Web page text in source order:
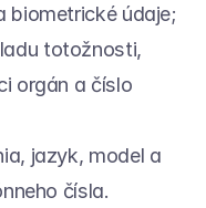
biometrické údaje;
totožnosti,
orgán a číslo
jazyk, model a
čísla.